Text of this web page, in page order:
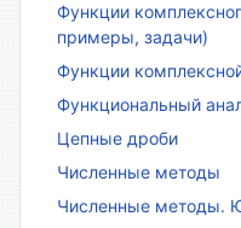
Функции
примеры, задачи)
Функции
Функциональный
Цепные дроби
Численные методы
Численные методы.